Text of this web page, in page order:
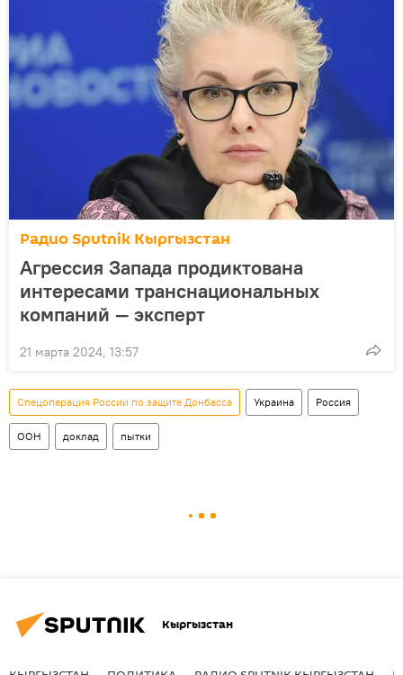
Радио Sputnik Кыргызстан
Агрессия Запада продиктована
интересами транснациональных
компаний — эксперт
21 марта 2024, 13:57
Спецоперация России по защите Донбасса Украина Россия
ООН доклад пытки
Кыргызстан